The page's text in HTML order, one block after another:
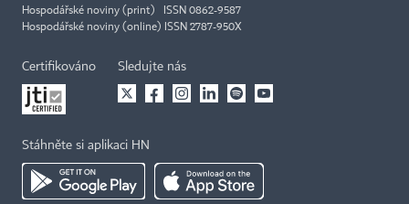
Hospodářské noviny (print) ISSN 0862-9587
Hospodářské noviny (online) ISSN 2787-950X
Certifikováno Sledujte nás
Stáhněte si aplikaci HN